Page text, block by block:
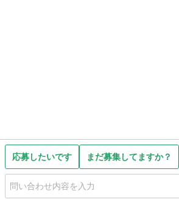
応募したいです まだ募集してますか？